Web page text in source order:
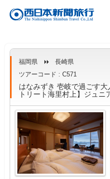
福岡県
長崎県
ツアーコード : C571
はなみずき 壱岐で過ごす大
トリート海里村上】ジュニ